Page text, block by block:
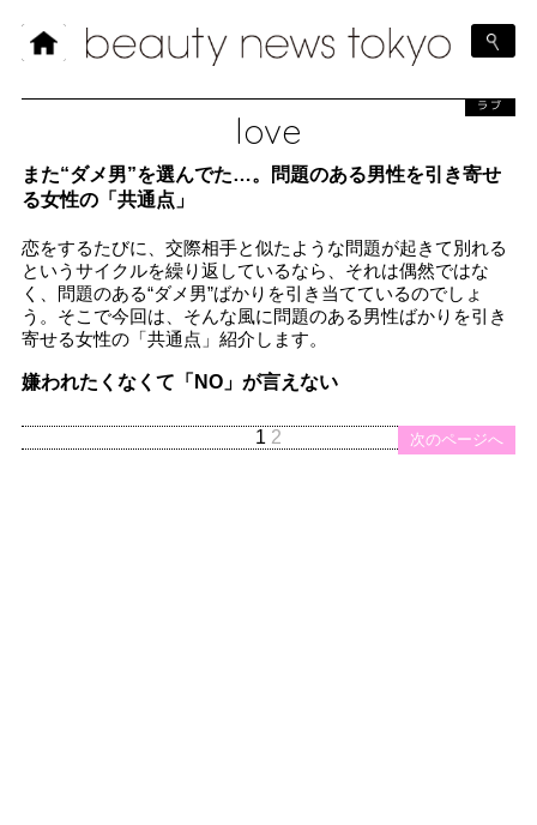
love
ラブ
また“ダメ男”を選んでた…。問題のある男性を引き寄せ
る女性の「共通点」
恋をするたびに、交際相手と似たような問題が起きて別れる
というサイクルを繰り返しているなら、それは偶然ではな
く、問題のある“ダメ男”ばかりを引き当てているのでしょ
う。そこで今回は、そんな風に問題のある男性ばかりを引き
寄せる女性の「共通点」紹介します。
嫌われたくなくて「NO」が言えない
次のページへ
1 2